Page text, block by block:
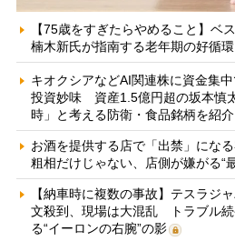
【75歳をすぎたらやめること】ベ
楠木新氏が指南する老年期の好循
キオクシアなどAI関連株に資金集
投資妙味 資産1.5億円超の坂本慎
時」と考える防衛・食品銘柄を紹介
お酒を提供する店で「出禁」にな
粗相だけじゃない、店側が嫌がる“
【納車時に複数の事故】テスラジ
文殺到、現場は大混乱 トラブル
る“イーロンの右腕”の影